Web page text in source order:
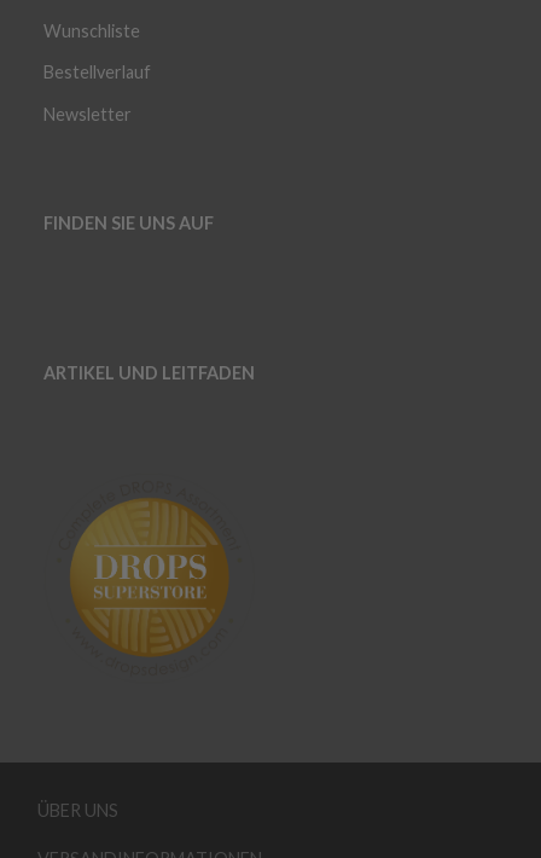
Wunschliste
Bestellverlauf
Newsletter
FINDEN SIE UNS AUF
ARTIKEL UND LEITFADEN
ÜBER UNS